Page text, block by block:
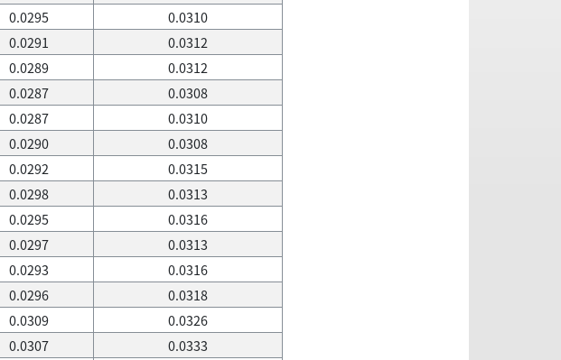
0.0295
0.0310
0.0291
0.0312
0.0289
0.0312
0.0287
0.0308
0.0287
0.0310
0.0290
0.0308
0.0292
0.0315
0.0298
0.0313
0.0295
0.0316
0.0297
0.0313
0.0293
0.0316
0.0296
0.0318
0.0309
0.0326
0.0307
0.0333